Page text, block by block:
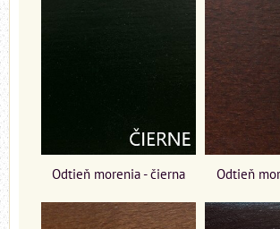
Odtieň morenia - čierna Odtieň